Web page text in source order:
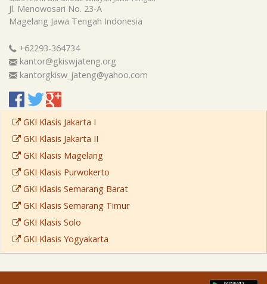
Jl. Menowosari No. 23-A
Magelang Jawa Tengah Indonesia
+62293-364734
kantor@gkiswjateng.org
kantorgkisw_jateng@yahoo.com
GKI Klasis Jakarta I
GKI Klasis Jakarta II
GKI Klasis Magelang
GKI Klasis Purwokerto
GKI Klasis Semarang Barat
GKI Klasis Semarang Timur
GKI Klasis Solo
GKI Klasis Yogyakarta